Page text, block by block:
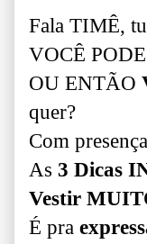
Fala TIMÊ,
VOCÊ PODE
OU ENTÃO
quer?
Com
As 3 Dicas
Vestir
É pra